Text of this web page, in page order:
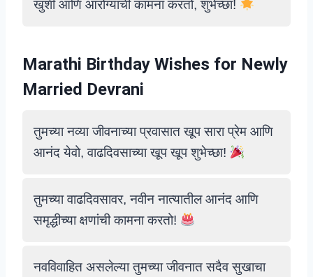
खुशी आणि आरोग्याची कामना करतो, शुभेच्छा!
Marathi Birthday Wishes for Newly
Married Devrani
तुमच्या नव्या जीवनाच्या प्रवासात खूप सारा प्रेम आणि
आनंद येवो, वाढदिवसाच्या खूप खूप शुभेच्छा!
तुमच्या वाढदिवसावर, नवीन नात्यातील आनंद आणि
समृद्धीच्या क्षणांची कामना करतो!
नवविवाहित असलेल्या तुमच्या जीवनात सदैव सुखाचा